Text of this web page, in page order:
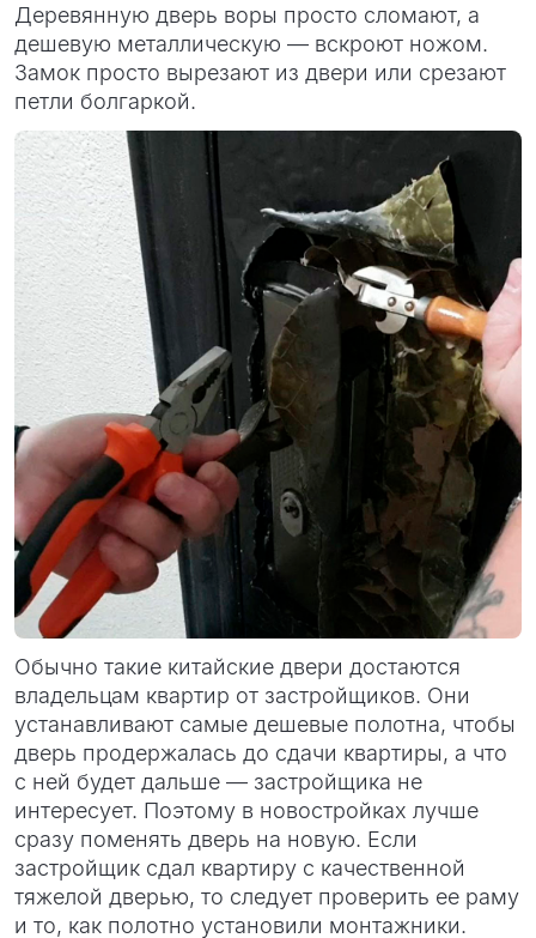
Деревянную дверь воры просто сломают, а
дешевую металлическую — вскроют ножом.
Замок просто вырезают из двери или срезают
петли болгаркой.
Обычно такие китайские двери достаются
владельцам квартир от застройщиков. Они
устанавливают самые дешевые полотна, чтобы
дверь продержалась до сдачи квартиры, а что
с ней будет дальше — застройщика не
интересует. Поэтому в новостройках лучше
сразу поменять дверь на новую. Если
застройщик сдал квартиру с качественной
тяжелой дверью, то следует проверить ее раму
и то, как полотно установили монтажники.